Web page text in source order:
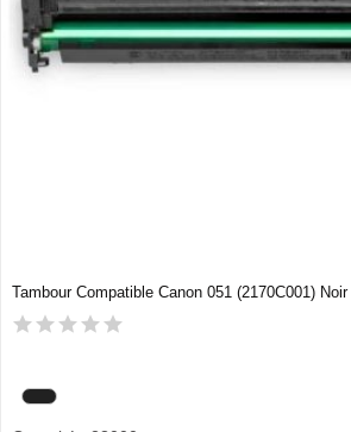
Tambour Compatible Canon 051 (2170C001) Noir